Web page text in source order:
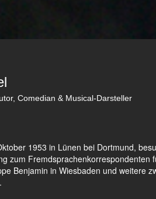
Comedian & Musical-Darsteller
1953 in Lünen bei Dortmund,
zum Fremdsprachenkorrespondenten
Benjamin in Wiesbaden und weitere